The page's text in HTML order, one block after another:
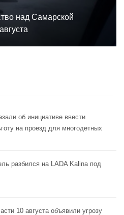
над Самарской
об инициативе ввести
на проезд для многодетных
разбился на LADA Kalina под
10 августа объявили угрозу